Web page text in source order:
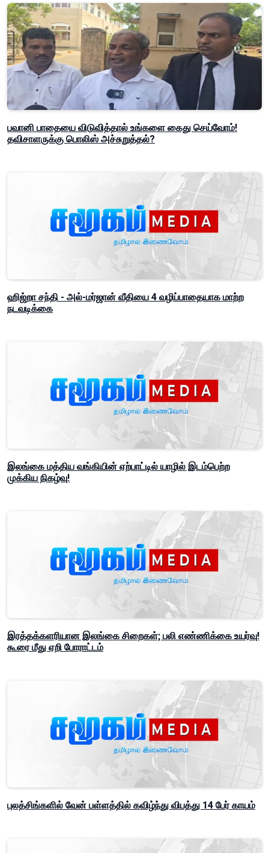
பவானி பாதையை விடுவித்தால் உங்களை கைது செய்வோம்!
தவிசாளருக்கு பொலிஸ் அச்சுறுத்தல்?
ஹிஜ்றா சந்தி - அல்-மர்ஜான் வீதியை 4 வழிப்பாதையாக மாற்ற
நடவடிக்கை
இலங்கை மத்திய வங்கியின் ஏற்பாட்டில் யாழில் இடம்பெற்ற
முக்கிய நிகழ்வு!
இரத்தக்களரியான இலங்கை சிறைகள்; பலி எண்ணிக்கை உயர்வு!
கூரை மீது ஏறி போராட்டம்
புலத்சிங்களில் வேன் பள்ளத்தில் கவிழ்ந்து விபத்து 14 பேர் காயம்